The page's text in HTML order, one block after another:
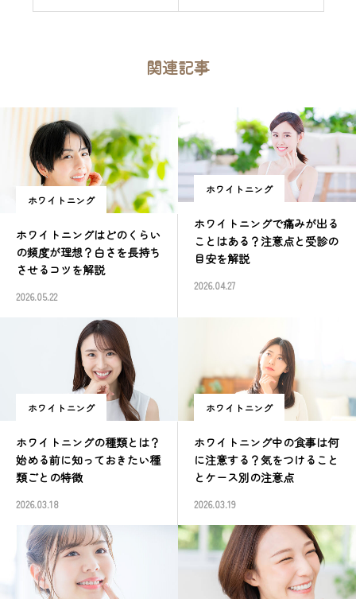
関連記事
ホワイトニング
ホワイトニングはどのくらい
の頻度が理想？白さを長持ち
させるコツを解説
2026.05.22
ホワイトニング
ホワイトニングで痛みが出る
ことはある？注意点と受診の
目安を解説
2026.04.27
ホワイトニング
ホワイトニングの種類とは？
始める前に知っておきたい種
類ごとの特徴
2026.03.18
ホワイトニング
ホワイトニング中の食事は何
に注意する？気をつけること
とケース別の注意点
2026.03.19